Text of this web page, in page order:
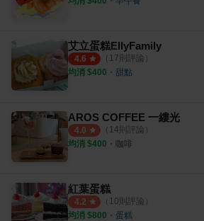
艾立蛋糕EllyFamily
4.6 （ 17則評論）
均消 $400 ・ 甜點
AROS COFFEE 一縷光
4.0 （ 14則評論）
均消 $400 ・ 咖啡
紅葉蛋糕
4.2 （ 10則評論）
均消 $800 ・ 蛋糕